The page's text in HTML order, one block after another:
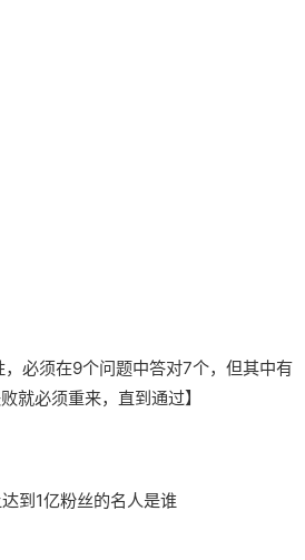
必须在9个问题中答对7个，但其中有
就必须重来，直到通过】
到1亿粉丝的名人是谁